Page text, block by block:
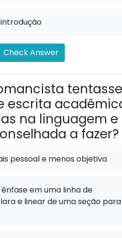
Check Answer
tentasse
escrita
na linguagem e
a fazer?
pessoal e menos objetiva
em uma linha de
e linear de uma seção